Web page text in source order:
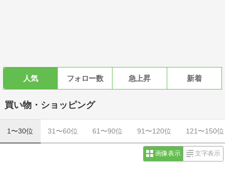
人気 フォロー数 急上昇 新着
買い物・ショッピング
1〜30位 31〜60位 61〜90位 91〜120位 121〜150位
画像表示 文字表示